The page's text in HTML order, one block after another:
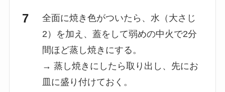
全面に焼き色がついたら、水（大さじ
2）を加え、蓋をして弱めの中火で2分
間ほど蒸し焼きにする。
→ 蒸し焼きにしたら取り出し、先にお
皿に盛り付けておく。